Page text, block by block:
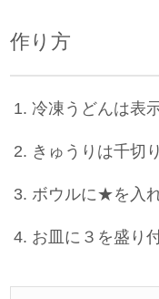
作り方
冷凍うどんは表
きゅうりは千切
ボウルに★を入
お皿に３を盛り